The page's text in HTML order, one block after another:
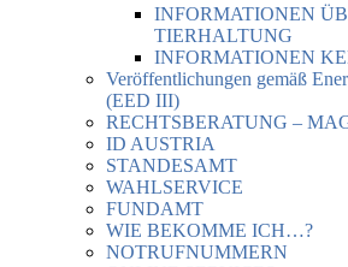
INFORMATIONEN
TIERHALTUNG
INFORMATIONEN
Veröffentlichungen gemäß
(EED III)
RECHTSBERATUNG –
ID AUSTRIA
STANDESAMT
WAHLSERVICE
FUNDAMT
WIE BEKOMME ICH…?
NOTRUFNUMMERN